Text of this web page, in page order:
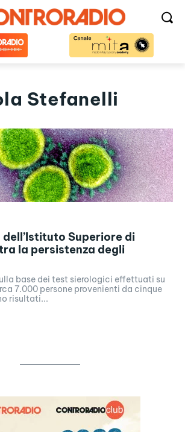
Stefanelli
Superiore di
la persistenza degli
base dei test sierologici effettuati su
7.000 persone provenienti da cinque
risultati...